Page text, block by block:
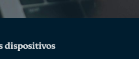
dispositivos